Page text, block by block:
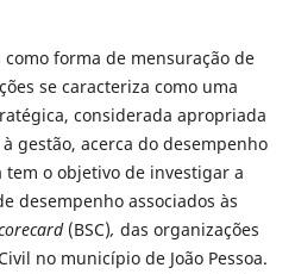
forma de mensuração de
se caracteriza como uma
considerada apropriada
gestão, acerca do desempenho
o objetivo de investigar a
desempenho associados às
(BSC), das organizações
no município de João Pessoa.